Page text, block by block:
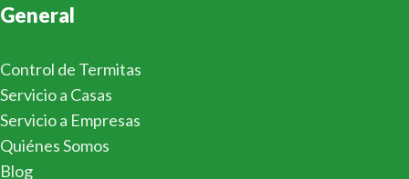
General
Control de Termitas
Servicio a Casas
Servicio a Empresas
Quiénes Somos
Blog